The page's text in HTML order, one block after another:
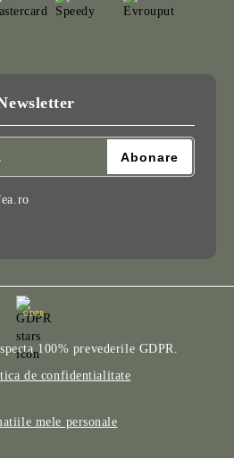
GDPR
100% prevederile GDPR.
de confidentialitate
mele personale